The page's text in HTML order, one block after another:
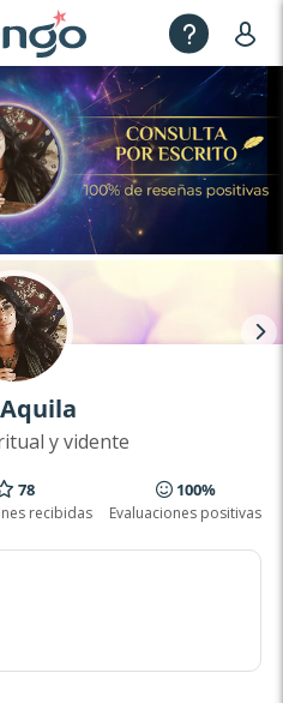
y vidente
78
recibidas
100%
Evaluaciones positivas